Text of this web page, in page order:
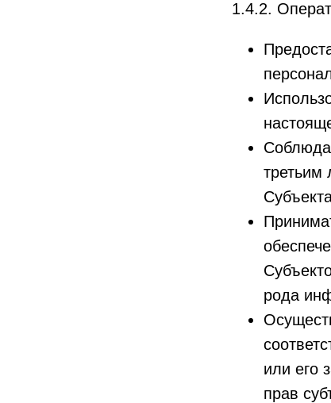
1.4.2.
третьим
рода
или его
прав